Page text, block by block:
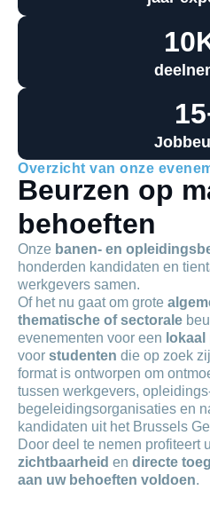
10
15
Overzicht van onze
Beurzen op
behoeften
Onze banen- en
honderden kandidaten en
werkgevers samen.
Of het nu gaat om grote
thematische of sectorale
evenementen voor een
voor studenten die op zoek
format is ontworpen om
tussen werkgevers,
begeleidingsorganisaties en
kandidaten uit het Brussels
Door deel te nemen profiteert
zichtbaarheid en directe
aan uw behoeften voldoen.